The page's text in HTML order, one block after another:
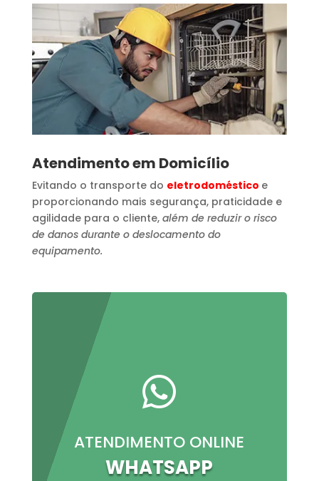
Atendimento em Domicílio
Evitando o transporte do eletrodoméstico e
proporcionando mais segurança, praticidade e
agilidade para o cliente, além de reduzir o risco
de danos durante o deslocamento do
equipamento.

ATENDIMENTO ONLINE
WHATSAPP